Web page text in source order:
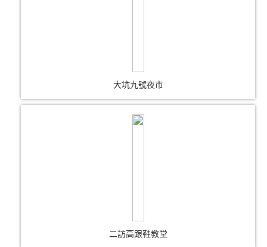
大坑九號夜市
二訪高跟鞋教堂